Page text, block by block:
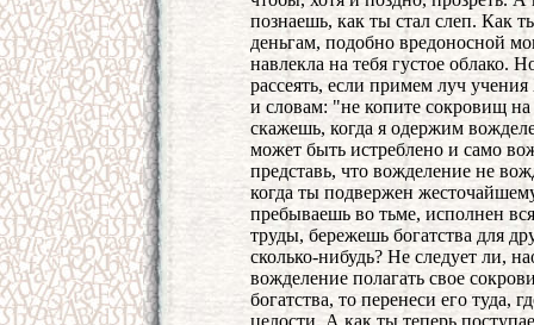
познаешь, как ты стал слеп. Как
деньгам, подобно вредоносной
навлекла на тебя густое облако.
рассеять, если примем луч
и словам: "не копите сокровищ
скажешь, когда я одержим
может быть истреблено и само
представь, что вожделение не
когда ты подвержен
пребываешь во тьме, исполнен
труды, бережешь богатства для
сколько-нибудь? Не следует ли,
вожделение полагать свое
богатства, то перенеси его туда,
целости. А как ты теперь